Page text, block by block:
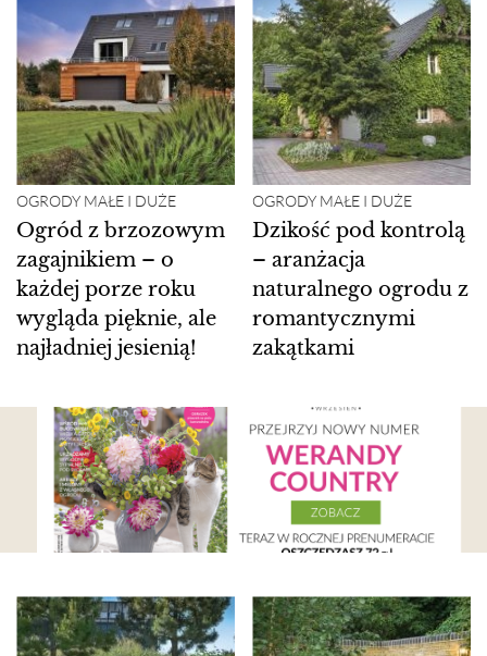
OGRODY MAŁE I DUŻE
Ogród z brzozowym
zagajnikiem – o
każdej porze roku
wygląda pięknie, ale
najładniej jesienią!
OGRODY MAŁE I DUŻE
Dzikość pod kontrolą
– aranżacja
naturalnego ogrodu z
romantycznymi
zakątkami